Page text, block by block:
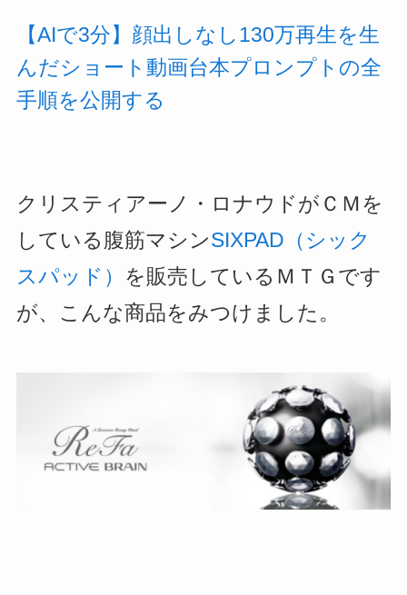
【AIで3分】顔出しなし130万再生を生
んだショート動画台本プロンプトの全
手順を公開する
クリスティアーノ・ロナウドがＣＭを
している腹筋マシンSIXPAD（シック
スパッド） を販売しているＭＴＧです
が、こんな商品をみつけました。